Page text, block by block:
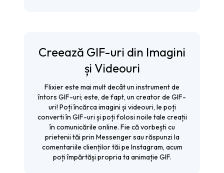
Creează GIF-uri din Imagini
și Videouri
Flixier este mai mult decât un instrument de
întors GIF-uri; este, de fapt, un creator de GIF-
uri! Poți încărca imagini și videouri, le poți
converti în GIF-uri și poți folosi noile tale creații
în comunicările online. Fie că vorbești cu
prietenii tăi prin Messenger sau răspunzi la
comentariile clienților tăi pe Instagram, acum
poți împărtăși propria ta animație GIF.